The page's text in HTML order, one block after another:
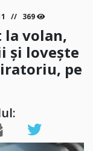
369
la volan,
și lovește
pe